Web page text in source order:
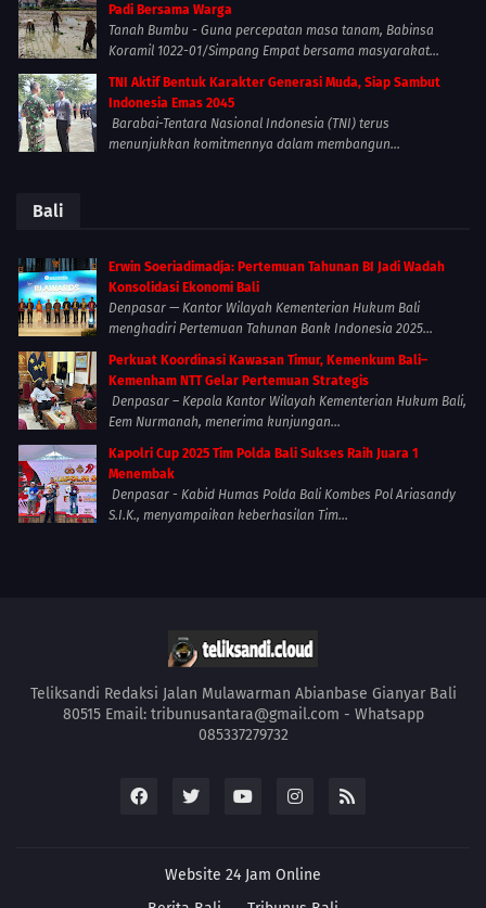
Padi Bersama Warga
Tanah Bumbu - Guna percepatan masa tanam, Babinsa
Koramil 1022-01/Simpang Empat bersama masyarakat...
TNI Aktif Bentuk Karakter Generasi Muda, Siap Sambut
Indonesia Emas 2045
Barabai-Tentara Nasional Indonesia (TNI) terus
menunjukkan komitmennya dalam membangun...
Bali
Erwin Soeriadimadja: Pertemuan Tahunan BI Jadi Wadah
Konsolidasi Ekonomi Bali
Denpasar — Kantor Wilayah Kementerian Hukum Bali
menghadiri Pertemuan Tahunan Bank Indonesia 2025...
Perkuat Koordinasi Kawasan Timur, Kemenkum Bali–
Kemenham NTT Gelar Pertemuan Strategis
Denpasar – Kepala Kantor Wilayah Kementerian Hukum Bali,
Eem Nurmanah, menerima kunjungan...
Kapolri Cup 2025 Tim Polda Bali Sukses Raih Juara 1
Menembak
Denpasar - Kabid Humas Polda Bali Kombes Pol Ariasandy
S.I.K., menyampaikan keberhasilan Tim...
Teliksandi Redaksi Jalan Mulawarman Abianbase Gianyar Bali
80515 Email: tribunusantara@gmail.com - Whatsapp
085337279732
Website 24 Jam Online